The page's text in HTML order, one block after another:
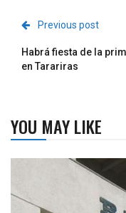
Previous post
Habrá fiesta de la
en Tarariras
YOU MAY LIKE